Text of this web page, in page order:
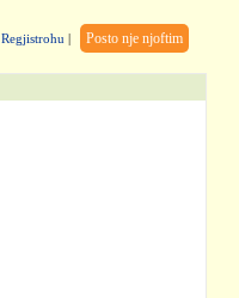
Regjistrohu | Posto nje njoftim